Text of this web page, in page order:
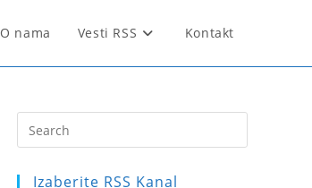
O nama Vesti RSS Kontakt
Escape
Izaberite RSS Kanal